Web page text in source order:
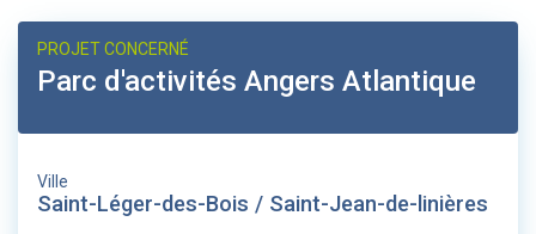
PROJET CONCERNÉ
Parc d'activités Angers Atlantique
Ville
Saint-Léger-des-Bois / Saint-Jean-de-linières